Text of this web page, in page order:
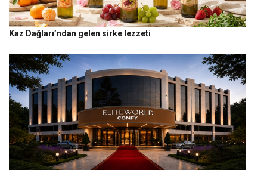
Kaz Dağları’ndan gelen sirke lezzeti